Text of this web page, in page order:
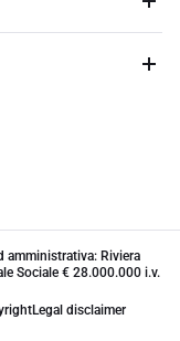
amministrativa: Riviera
Sociale € 28.000.000 i.v.
Legal disclaimer